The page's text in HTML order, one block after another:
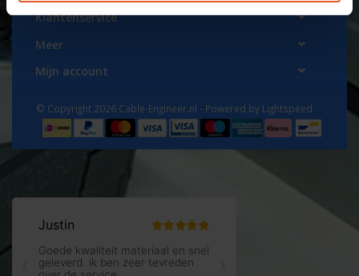
Klantenservice
Meer
Mijn account
© Copyright 2026 Cable-Engineer.nl - Powered by Lightspeed